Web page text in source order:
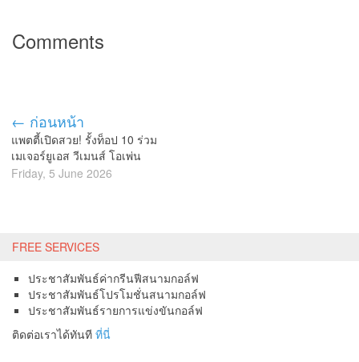
Comments
← ก่อนหน้า
แพตตี้เปิดสวย! รั้งท็อป 10 ร่วม
เมเจอร์ยูเอส วีเมนส์ โอเพ่น
Friday, 5 June 2026
FREE SERVICES
ประชาสัมพันธ์ค่ากรีนฟีสนามกอล์ฟ
ประชาสัมพันธ์โปรโมชั่นสนามกอล์ฟ
ประชาสัมพันธ์รายการแข่งขันกอล์ฟ
ติดต่อเราได้ทันที ที่นี่